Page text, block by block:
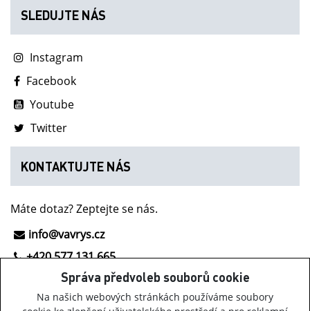
Správa předvoleb souborů cookie
Na našich webových stránkách používáme soubory
SLEDUJTE NÁS
Instagram
Facebook
Youtube
Twitter
KONTAKTUJTE NÁS
Máte dotaz? Zeptejte se nás.
info@vavrys.cz
+420 577 131 665
NOVINKY Z INOV-8